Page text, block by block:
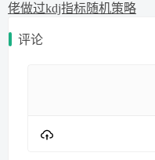
佬做过kdj指标随机策略
评论